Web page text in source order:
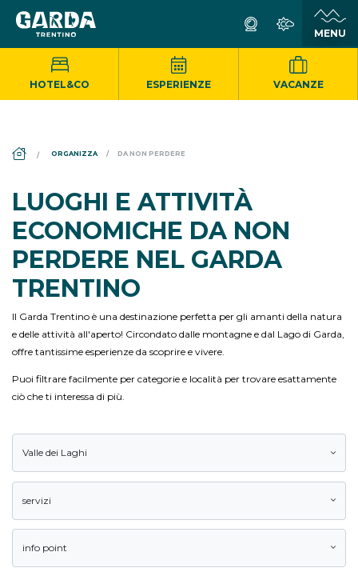
HOTEL&CO ESPERIENZE VACANZE
DS_BREADCRUMB.HOME
ORGANIZZA DA NON PERDERE
LUOGHI E ATTIVITÀ
ECONOMICHE DA NON
PERDERE NEL GARDA
TRENTINO
Il Garda Trentino è una destinazione perfetta per gli amanti della natura
e delle attività all'aperto! Circondato dalle montagne e dal Lago di Garda,
offre tantissime esperienze da scoprire e vivere.
Puoi filtrare facilmente per categorie e località per trovare esattamente
ciò che ti interessa di più.
Valle dei Laghi
servizi
info point